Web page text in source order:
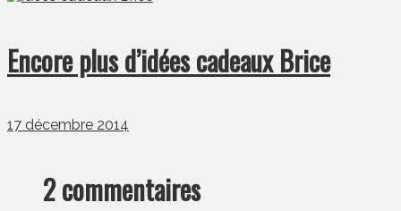
Encore plus d’idées cadeaux Brice
17 décembre 2014
2 commentaires